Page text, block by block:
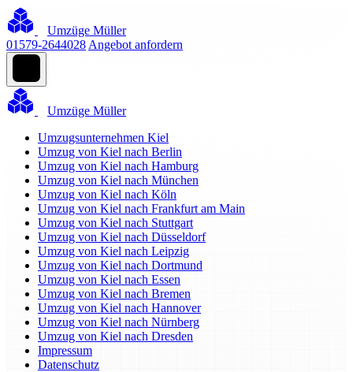
Umzüge Müller
01579-2644028 Angebot anfordern
Umzüge Müller
Umzugsunternehmen Kiel
Umzug von Kiel nach Berlin
Umzug von Kiel nach Hamburg
Umzug von Kiel nach München
Umzug von Kiel nach Köln
Umzug von Kiel nach Frankfurt am Main
Umzug von Kiel nach Stuttgart
Umzug von Kiel nach Düsseldorf
Umzug von Kiel nach Leipzig
Umzug von Kiel nach Dortmund
Umzug von Kiel nach Essen
Umzug von Kiel nach Bremen
Umzug von Kiel nach Hannover
Umzug von Kiel nach Nürnberg
Umzug von Kiel nach Dresden
Impressum
Datenschutz